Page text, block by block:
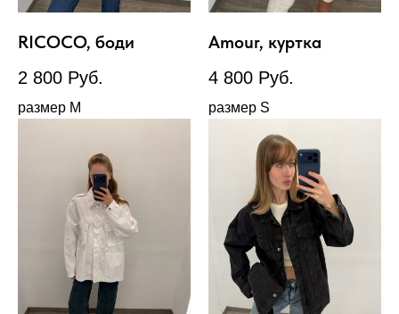
RICOCO, боди
2 800 Руб.
размер М
Amour, куртка
4 800 Руб.
размер S